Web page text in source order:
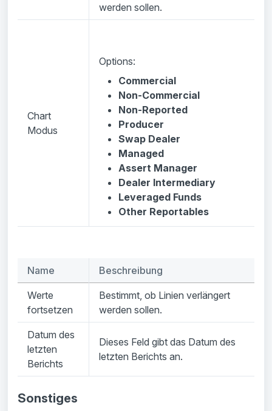
werden sollen.
Chart
Modus
Options:
Commercial
Non-Commercial
Non-Reported
Producer
Swap Dealer
Managed
Assert Manager
Dealer Intermediary
Leveraged Funds
Other Reportables
Name Beschreibung
Werte
fortsetzen
Bestimmt, ob Linien verlängert
werden sollen.
Datum des
letzten
Berichts
Dieses Feld gibt das Datum des
letzten Berichts an.
Sonstiges